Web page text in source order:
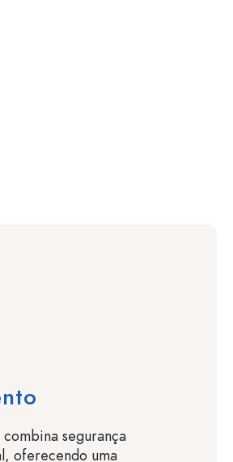
segurança
oferecendo uma